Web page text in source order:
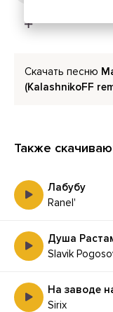
Скачать песню
(KalashnikoFF
Также
Лабубу
Ranel'
Slavik
Sirix